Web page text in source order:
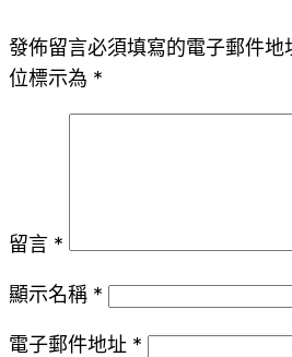
發佈留言必須填寫的電子郵件地
位標示為 *
留言 *
顯示名稱 *
電子郵件地址 *